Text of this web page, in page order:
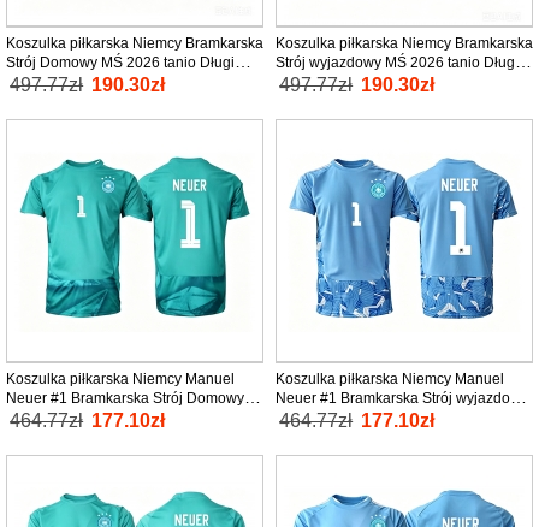
Koszulka piłkarska Niemcy Bramkarska
Strój Domowy MŚ 2026 tanio Długi
Rękaw
497.77zł 190.30zł
Koszulka piłkarska Niemcy Bramkarska
Strój wyjazdowy MŚ 2026 tanio Długi
Rękaw
497.77zł 190.30zł
Koszulka piłkarska Niemcy Manuel
Neuer #1 Bramkarska Strój Domowy
MŚ 2026 tanio Krótki Rękaw
464.77zł 177.10zł
Koszulka piłkarska Niemcy Manuel
Neuer #1 Bramkarska Strój wyjazdowy
MŚ 2026 tanio Krótki Rękaw
464.77zł 177.10zł